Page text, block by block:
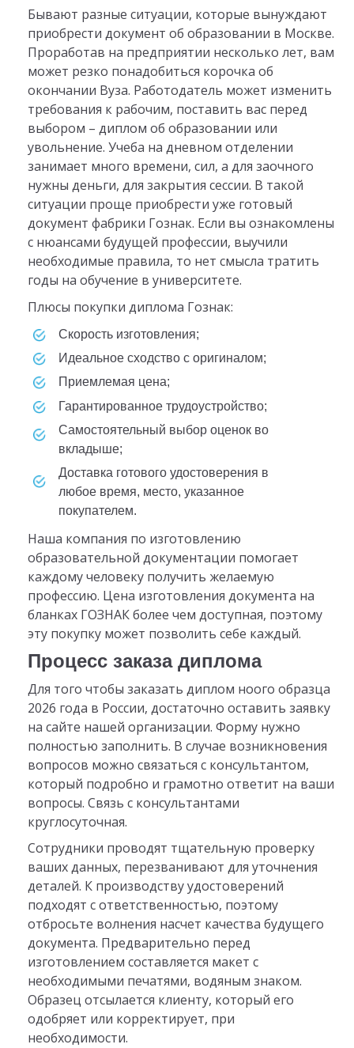
Бывают разные ситуации, которые вынуждают
приобрести документ об образовании в Москве.
Проработав на предприятии несколько лет, вам
может резко понадобиться корочка об
окончании Вуза. Работодатель может изменить
требования к рабочим, поставить вас перед
выбором – диплом об образовании или
увольнение. Учеба на дневном отделении
занимает много времени, сил, а для заочного
нужны деньги, для закрытия сессии. В такой
ситуации проще приобрести уже готовый
документ фабрики Гознак. Если вы ознакомлены
с нюансами будущей профессии, выучили
необходимые правила, то нет смысла тратить
годы на обучение в университете.
Плюсы покупки диплома Гознак:
скорость изготовления;
идеальное сходство с оригиналом;
приемлемая цена;
гарантированное трудоустройство;
самостоятельный выбор оценок во
вкладыше;
доставка готового удостоверения в
любое время, место, указанное
покупателем.
Наша компания по изготовлению
образовательной документации помогает
каждому человеку получить желаемую
профессию. Цена изготовления документа на
бланках ГОЗНАК более чем доступная, поэтому
эту покупку может позволить себе каждый.
Процесс заказа диплома
Для того чтобы заказать диплом ноого образца
2026 года в России, достаточно оставить заявку
на сайте нашей организации. Форму нужно
полностью заполнить. В случае возникновения
вопросов можно связаться с консультантом,
который подробно и грамотно ответит на ваши
вопросы. Связь с консультантами
круглосуточная.
Сотрудники проводят тщательную проверку
ваших данных, перезванивают для уточнения
деталей. К производству удостоверений
подходят с ответственностью, поэтому
отбросьте волнения насчет качества будущего
документа. Предварительно перед
изготовлением составляется макет с
необходимыми печатями, водяным знаком.
Образец отсылается клиенту, который его
одобряет или корректирует, при
необходимости.